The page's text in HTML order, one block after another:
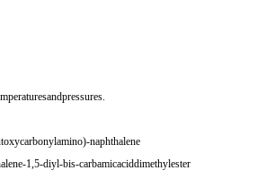
naphthalene
1,5-diyl-bis-carbamicaciddimethylester